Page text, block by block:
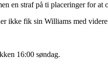
en straf på ti placeringer for
ikke fik sin Williams med videre
16:00 søndag.